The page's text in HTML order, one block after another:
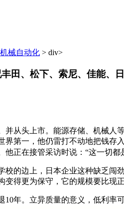
机械自动化 > div>
田、松下、索尼、佳能、日
头上市。能源存储、机械人等
界第一，他仍雷打不动地把钱存
他正在接管采访时说：“这一切都
的边上，日本企业这种缺乏闯
变得更为保守，它的规模要比现正
年。立异质量的意义，低利率可